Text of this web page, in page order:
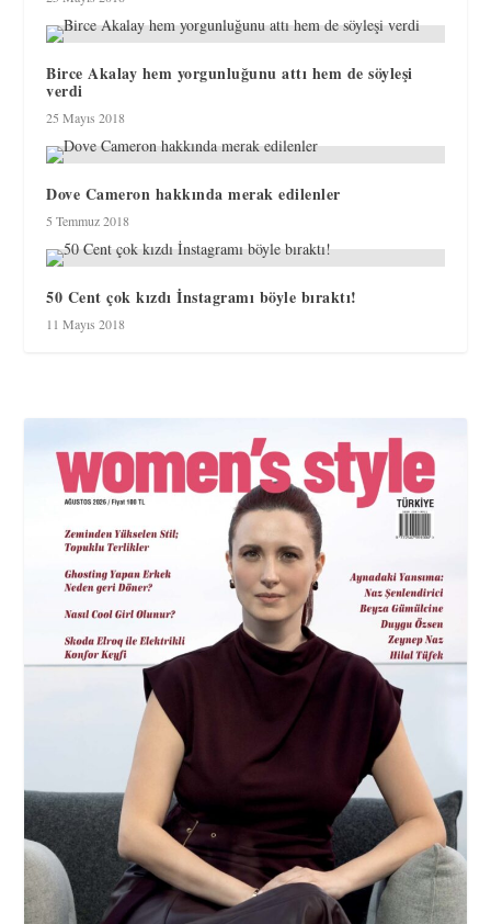
Birce Akalay hem yorgunluğunu attı hem de söyleşi
verdi
25 Mayıs 2018
Dove Cameron hakkında merak edilenler
5 Temmuz 2018
50 Cent çok kızdı İnstagramı böyle bıraktı!
11 Mayıs 2018